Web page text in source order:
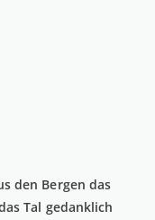
den Bergen das
Tal gedanklich